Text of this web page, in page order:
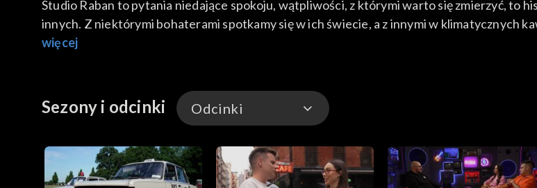
Studio Raban to pytania niedające spokoju, wątpliwości, z którymi warto się zmierzyć, to
innych. Z niektórymi bohaterami spotkamy się w ich świecie, a z innymi w klimatycznych
które z młodzieżą porozmawiają o sprawach ważnych. W programie zagoszczą
więcej
Sezony i odcinki Odcinki
Odcinki